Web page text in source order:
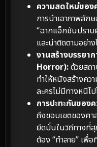
ความสดใหม่ขอ
การนำเอาภาพลั
“ฉากแอ็กชันปรา
และน่าติดตามอย่าง
งานสร้างบรรย
Horror):ด้วยสถ
ทำให้หนังสร้างคว
ละครไม่มีทางหนีไ
การปะทะกันของ
ถึงขอบเขตของศา
ยึดมั่นในวิถีทางที่สุ
ต้อง “ทำลาย” เพื่อ